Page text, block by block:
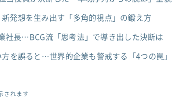
発想を生み出す「多角的視点」の鍛え方
社長…BCG流「思考法」で導き出した決断は
を誤ると…世界的企業も警戒する「4つの罠」
されます